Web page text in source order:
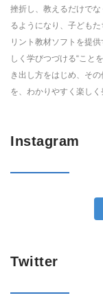
挫折し、教えるだけで
るようになり、子ども
リント教材ソフトを提
しく学びつづける“こと
き出し方をはじめ、そ
を、わかりやすく楽し
Instagram
Twitter